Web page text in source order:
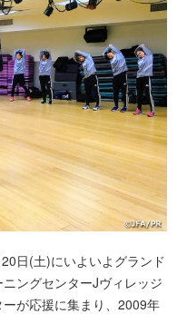
日(土)にいよいよグランド
ングセンターJヴィレッジ
が応援に集まり、2009年